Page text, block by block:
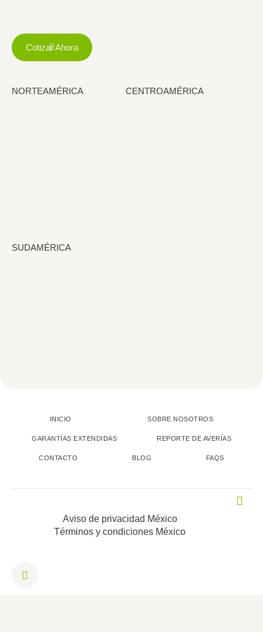
Cotizar Ahora
NORTEAMÉRICA CENTROAMÉRICA
SUDAMÉRICA
INICIO SOBRE NOSOTROS
GARANTÍAS EXTENDIDAS REPORTE DE AVERÍAS
CONTACTO BLOG FAQS
Aviso de privacidad México
Términos y condiciones México